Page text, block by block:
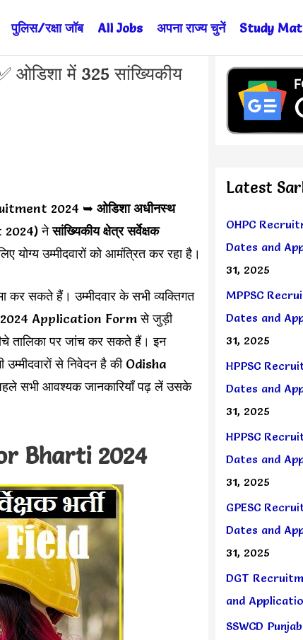
पुलिस/रक्षा जॉब All Jobs अपना राज्य चुनें Study
में 325 सांख्यिकीय
2024 ➥ ओडिशा अधीनस्थ
2024) नेसांख्यिकीय क्षेत्र सर्वेक्षक
उम्मीदवारों को आमंत्रित कर रहा है।
सकते हैं। उम्मीदवार के सभी व्यक्तिगत
2024 Application Form से जुड़ी
तालिका पर जांच कर सकते हैं। इन
से निवेदन है की Odisha
आवश्यक जानकारियाँ पढ़ लें उसके
Bharti 2024
Latest
OHPC
Dates and
31, 2025
MPPSC
Dates and
31, 2025
HPPSC
Dates and
31, 2025
HPPSC
Dates and
31, 2025
GPESC
Dates and
31, 2025
DGT
and
SSWCD